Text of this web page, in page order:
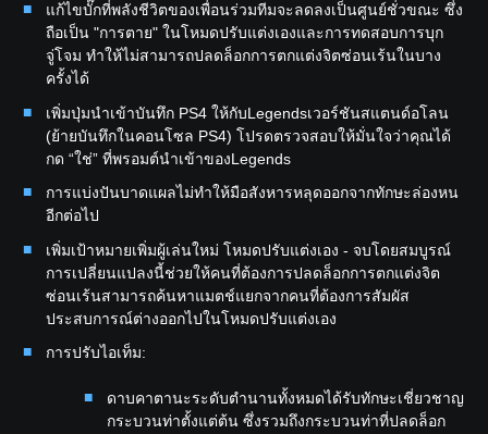
แก้ไขบั๊กที่พลังชีวิตของเพื่อนร่วมทีมจะลดลงเป็นศูนย์ชั่วขณะ ซึ่ง
ถือเป็น "การตาย" ในโหมดปรับแต่งเองและการทดสอบการบุก
จู่โจม ทำให้ไม่สามารถปลดล็อกการตกแต่งจิตซ่อนเร้นในบาง
ครั้งได้
เพิ่มปุ่มนำเข้าบันทึก PS4 ให้กับLegendsเวอร์ชันสแตนด์อโลน
(ย้ายบันทึกในคอนโซล PS4) โปรดตรวจสอบให้มั่นใจว่าคุณได้
กด “ใช่” ที่พรอมต์นำเข้าของLegends
การแบ่งปันบาดแผลไม่ทำให้มือสังหารหลุดออกจากทักษะล่องหน
อีกต่อไป
เพิ่มเป้าหมายเพิ่มผู้เล่นใหม่ โหมดปรับแต่งเอง - จบโดยสมบูรณ์
การเปลี่ยนแปลงนี้ช่วยให้คนที่ต้องการปลดล็อกการตกแต่งจิต
ซ่อนเร้นสามารถค้นหาแมตช์แยกจากคนที่ต้องการสัมผัส
ประสบการณ์ต่างออกไปในโหมดปรับแต่งเอง
การปรับไอเท็ม:
ดาบคาตานะระดับตำนานทั้งหมดได้รับทักษะเชี่ยวชาญ
กระบวนท่าตั้งแต่ต้น ซึ่งรวมถึงกระบวนท่าที่ปลดล็อก